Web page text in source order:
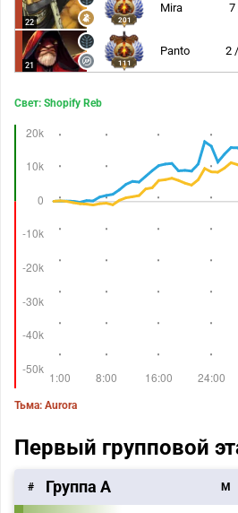
22 201
Mira 7
21 111
Panto 2
Свет: Shopify Reb
Тьма: Aurora
Первый групповой
# Группа А M